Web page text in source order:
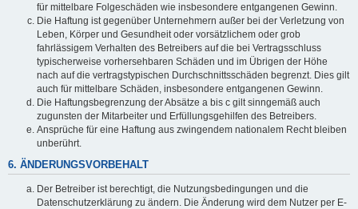
für mittelbare Folgeschäden wie insbesondere entgangenen Gewinn.
Die Haftung ist gegenüber Unternehmern außer bei der Verletzung von
Leben, Körper und Gesundheit oder vorsätzlichem oder grob
fahrlässigem Verhalten des Betreibers auf die bei Vertragsschluss
typischerweise vorhersehbaren Schäden und im Übrigen der Höhe
nach auf die vertragstypischen Durchschnittsschäden begrenzt. Dies gilt
auch für mittelbare Schäden, insbesondere entgangenen Gewinn.
Die Haftungsbegrenzung der Absätze a bis c gilt sinngemäß auch
zugunsten der Mitarbeiter und Erfüllungsgehilfen des Betreibers.
Ansprüche für eine Haftung aus zwingendem nationalem Recht bleiben
unberührt.
6. ÄNDERUNGSVORBEHALT
Der Betreiber ist berechtigt, die Nutzungsbedingungen und die
Datenschutzerklärung zu ändern. Die Änderung wird dem Nutzer per E-